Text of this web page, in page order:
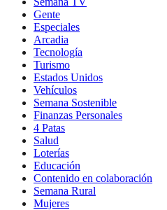
Gente
Especiales
Arcadia
Tecnología
Turismo
Estados Unidos
Vehículos
Semana Sostenible
Finanzas Personales
4 Patas
Salud
Loterías
Educación
Contenido en colaboración
Semana Rural
Mujeres